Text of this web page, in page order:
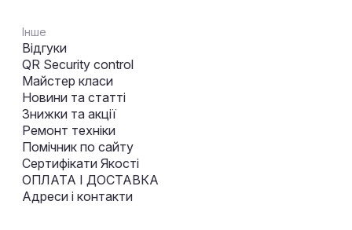
Інше
Відгуки
QR Security control
Майстер класи
Новини та статті
Знижки та акції
Ремонт техніки
Помічник по сайту
Сертифікати Якості
ОПЛАТА І ДОСТАВКА
Адреси і контакти